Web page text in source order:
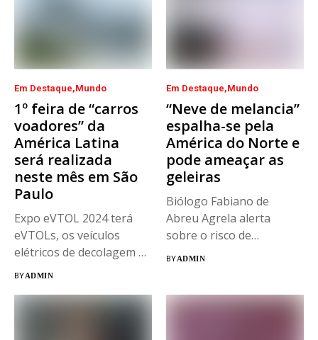
Em Destaque Mundo
1º feira de “carros
voadores” da
América Latina
será realizada
neste mês em São
Paulo
Expo eVTOL 2024 terá
eVTOLs, os veículos
elétricos de decolagem e
pouso...
BYADMIN
Em Destaque Mundo
“Neve de melancia”
espalha-se pela
América do Norte e
pode ameaçar as
geleiras
Biólogo Fabiano de
Abreu Agrela alerta
sobre o risco de
derretimento polar...
BYADMIN